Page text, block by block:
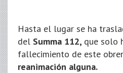
Hasta el lugar se ha
del Summa 112, que solo
fallecimiento de este
reanimación alguna.